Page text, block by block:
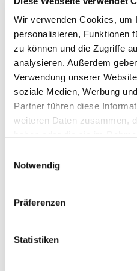
Wir verwenden Cookies, um
personalisieren, Funktionen
zu können und die Zugriffe
analysieren. Außerdem
Verwendung unserer
soziale Medien, Werbung
Partner führen diese
weiteren Daten zusammen,
Notwendig
Präferenzen
Statistiken
Speicher finden aktuell die
Erfurt statt.
Die Beck Automation ist vor
Baumgartner von Leo Schraut -
Werkstudent.
wurden wir als innovative